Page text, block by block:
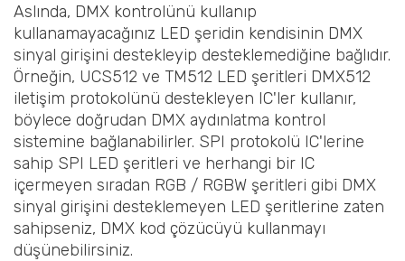
Aslında, DMX kontrolünü kullanıp
kullanamayacağınız LED şeridin kendisinin DMX
sinyal girişini destekleyip desteklemediğine bağlıdır.
Örneğin, UCS512 ve TM512 LED şeritleri DMX512
iletişim protokolünü destekleyen IC'ler kullanır,
böylece doğrudan DMX aydınlatma kontrol
sistemine bağlanabilirler. SPI protokolü IC'lerine
sahip SPI LED şeritleri ve herhangi bir IC
içermeyen sıradan RGB / RGBW şeritleri gibi DMX
sinyal girişini desteklemeyen LED şeritlerine zaten
sahipseniz, DMX kod çözücüyü kullanmayı
düşünebilirsiniz.